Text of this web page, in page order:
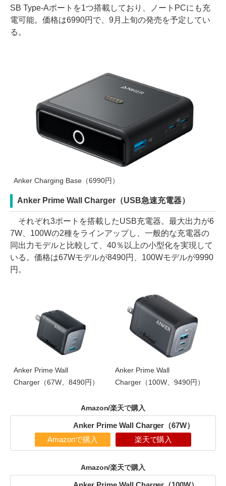
SB Type-Aポートを1つ搭載しており、ノートPCにも充
電可能。価格は6990円で、9月上旬の発売を予定してい
る。
Anker Charging Base（6990円）
Anker Prime Wall Charger（USB急速充電器）
それぞれ3ポートを搭載したUSB充電器。最大出力が6
7W、100Wの2種をラインアップし、一般的な充電器の
同出力モデルと比較して、40％以上の小型化を実現して
いる。価格は67Wモデルが8490円、100Wモデルが9990
円。
Anker Prime Wall
Charger（67W、8490円）
Anker Prime Wall
Charger（100W、9490円）
Amazon/楽天で購入
Anker Prime Wall Charger（67W）
Amazonで購入 楽天で購入
Amazon/楽天で購入